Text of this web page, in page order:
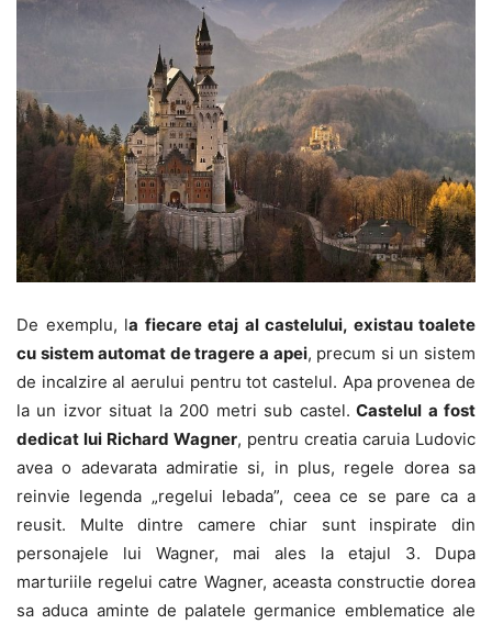
De exemplu, la fiecare etaj al castelului, existau toalete
cu sistem automat de tragere a apei, precum si un sistem
de incalzire al aerului pentru tot castelul. Apa provenea de
la un izvor situat la 200 metri sub castel. Castelul a fost
dedicat lui Richard Wagner, pentru creatia caruia Ludovic
avea o adevarata admiratie si, in plus, regele dorea sa
reinvie legenda „regelui lebada”, ceea ce se pare ca a
reusit. Multe dintre camere chiar sunt inspirate din
personajele lui Wagner, mai ales la etajul 3. Dupa
marturiile regelui catre Wagner, aceasta constructie dorea
sa aduca aminte de palatele germanice emblematice ale